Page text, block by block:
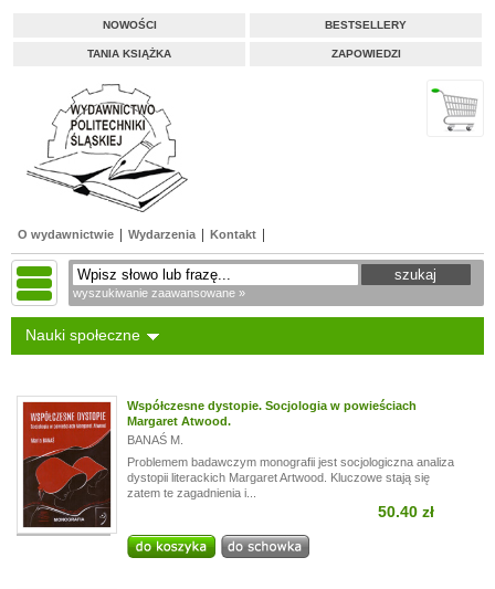
NOWOŚCI BESTSELLERY
TANIA KSIĄŻKA ZAPOWIEDZI
O wydawnictwie Wydarzenia Kontakt
wyszukiwanie zaawansowane »
Nauki społeczne
Współczesne dystopie. Socjologia w powieściach
Margaret Atwood.
BANAŚ M.
Problemem badawczym monografii jest socjologiczna analiza
dystopii literackich Margaret Artwood. Kluczowe stają się
zatem te zagadnienia i...
50.40 zł